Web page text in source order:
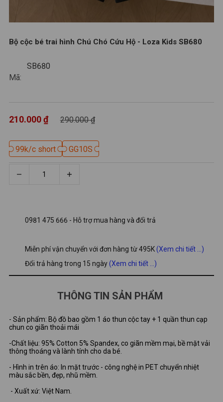
Bộ cộc bé trai hình Chú Chó Cứu Hộ - Loza Kids SB680
Mã:
290.000 ₫
210.000 ₫
0981 475 666 - Hỗ trợ mua hàng và đổi trả
Miễn phí vận chuyển với đơn hàng từ 495K(Xem chi tiết ...)
Đổi trả hàng trong 15 ngày(Xem chi tiết ...)
SB680
99k/c short
99k/c short GG10S
GG10S
THÔNG TIN SẢN PHẨM
- Sản phẩm: Bộ đồ bao gồm 1 áo thun cộc tay + 1 quần thun cạp
chun co giãn thoải mái
-Chất liệu: 95% Cotton 5% Spandex, co giãn mềm mại, bề mặt vải
thông thoáng và lành tính cho da bé.
- Hình in trên áo: In mặt trước - công nghệ in PET chuyển nhiệt
màu sắc bền, đẹp, nhũ mềm.
- Xuất xứ: Việt Nam.